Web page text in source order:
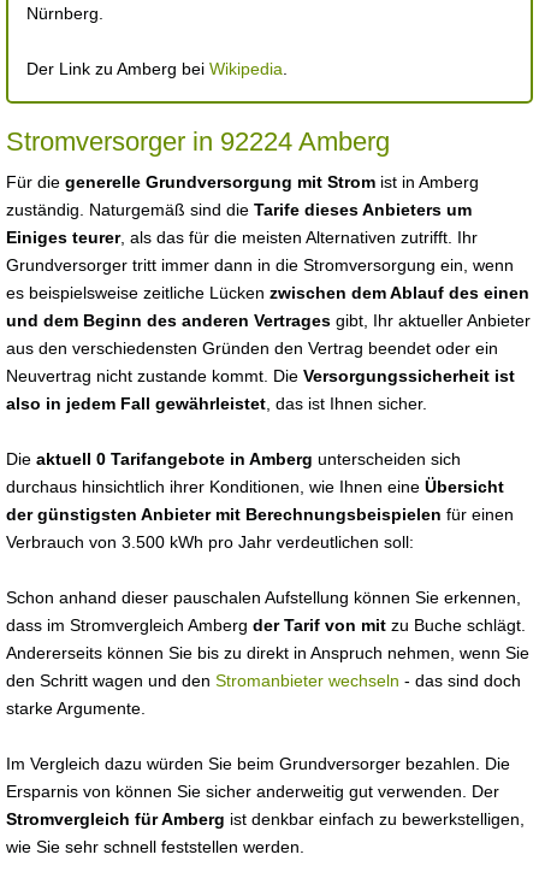
Nürnberg.
Der Link zu Amberg bei Wikipedia
Stromversorger in 92224 Amberg
Für die generelle Grundversorgung mit Strom ist in Amberg
zuständig. Naturgemäß sind die Tarife dieses Anbieters um
Einiges teurer, als das für die meisten Alternativen zutrifft. Ihr
Grundversorger tritt immer dann in die Stromversorgung ein, wenn
es beispielsweise zeitliche Lücken zwischen dem Ablauf des einen
und dem Beginn des anderen Vertrages gibt, Ihr aktueller Anbieter
aus den verschiedensten Gründen den Vertrag beendet oder ein
Neuvertrag nicht zustande kommt. Die Versorgungssicherheit ist
also in jedem Fall gewährleistet , das ist Ihnen sicher.
Die aktuell 0 Tarifangebote in Amberg unterscheiden sich
durchaus hinsichtlich ihrer Konditionen, wie Ihnen eine Übersicht
der günstigsten Anbieter mit Berechnungsbeispielen für einen
Verbrauch von 3.500 kWh pro Jahr verdeutlichen soll:
Schon anhand dieser pauschalen Aufstellung können Sie erkennen,
dass im Stromvergleich Amberg der Tarif von mit zu Buche schlägt.
Andererseits können Sie bis zu direkt in Anspruch nehmen, wenn Sie
den Schritt wagen und den Stromanbieter wechseln - das sind doch
starke Argumente.
Im Vergleich dazu würden Sie beim Grundversorger bezahlen. Die
Ersparnis von können Sie sicher anderweitig gut verwenden. Der
Stromvergleich für Amberg ist denkbar einfach zu bewerkstelligen,
wie Sie sehr schnell feststellen werden.